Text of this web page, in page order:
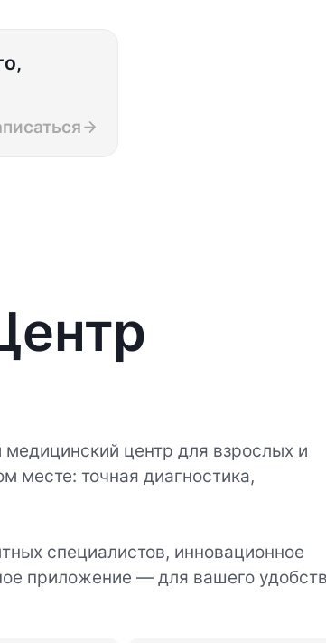
центр для взрослых и
месте: точная диагностика,
специалистов, инновационное
приложение — для вашего